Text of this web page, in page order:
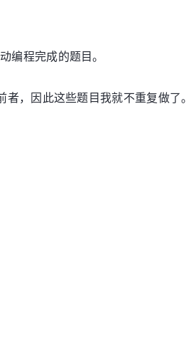
编程完成的题目。
，因此这些题目我就不重复做了。